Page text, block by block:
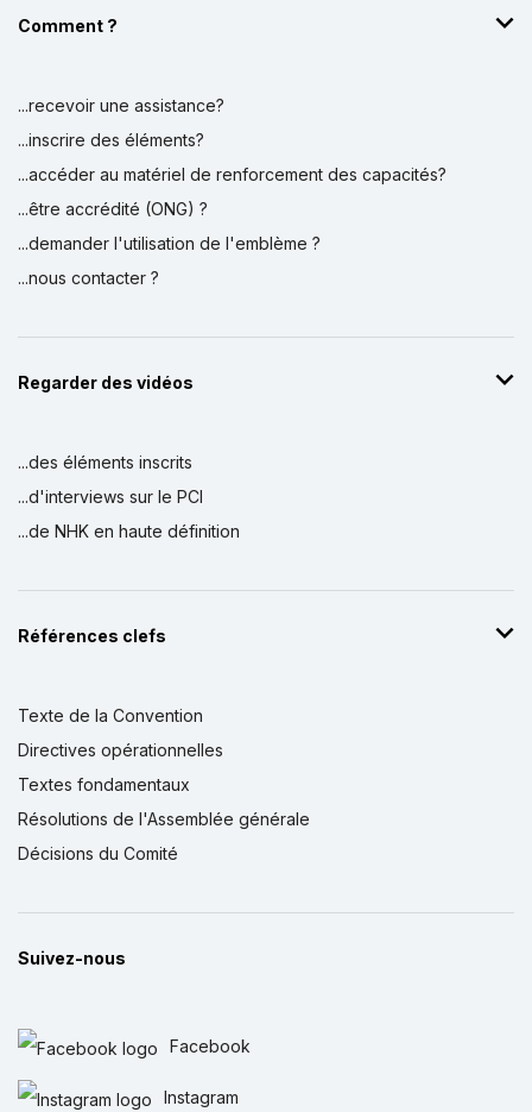
Comment ?
...recevoir une assistance?
...inscrire des éléments?
...accéder au matériel de renforcement des capacités?
...être accrédité (ONG) ?
...demander l'utilisation de l'emblème ?
...nous contacter ?
Regarder des vidéos
...des éléments inscrits
...d'interviews sur le PCI
...de NHK en haute définition
Références clefs
Texte de la Convention
Directives opérationnelles
Textes fondamentaux
Résolutions de l'Assemblée générale
Décisions du Comité
Suivez-nous
Facebook
Instagram